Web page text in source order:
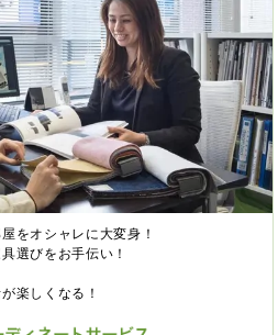
をオシャレに大変身！
選びをお手伝い！
楽しくなる！